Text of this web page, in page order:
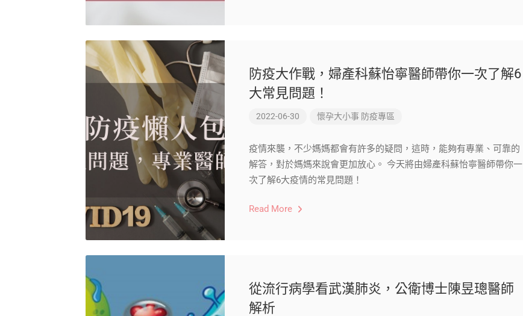
防疫大作戰，婦產科蘇怡寧醫師帶你一次了解6
大常見問題！
2022-06-30 懷孕大小事 防疫專區
疫情來襲，不少媽媽都會有許多的疑問，這時，能夠有專業、可靠的
解答，對於媽媽來說會更加放心。 今天將由婦產科蘇怡寧醫師帶你一
次了解6大疫情的常見問題！
Read More
從流行病學看武漢肺炎，公衛博士陳昱璁醫師
解析